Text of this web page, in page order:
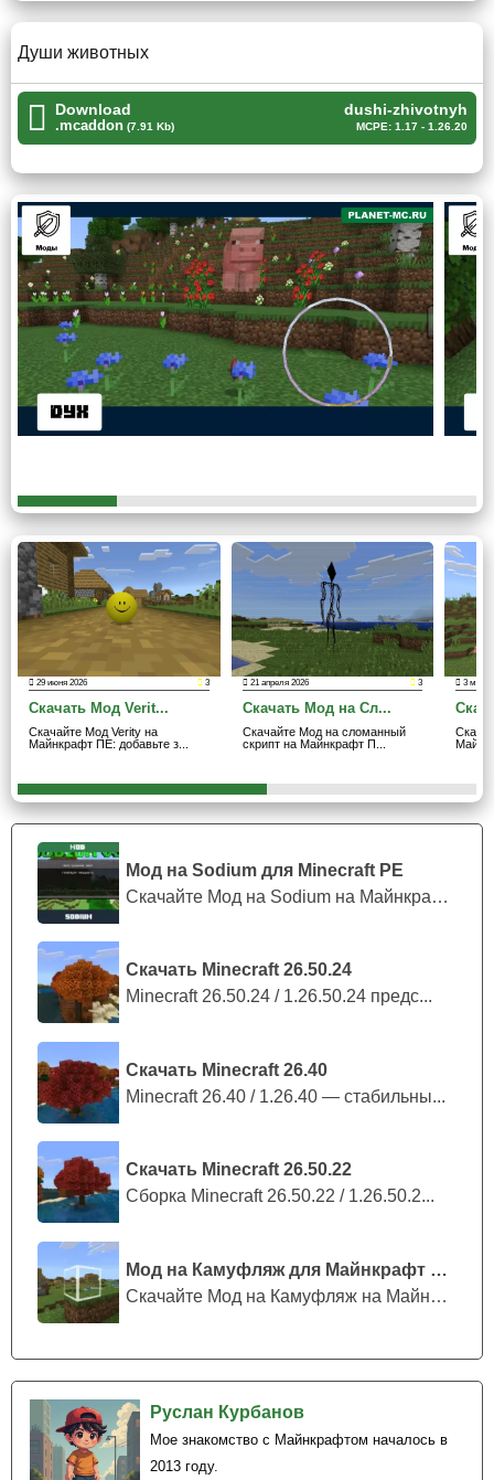
Мод на Sodium для Minecraft PE
Скачайте Мод на Sodium на Майнкрафт П...
Скачать Minecraft 26.50.24
Minecraft 26.50.24 / 1.26.50.24 предс...
Скачать Minecraft 26.40
Minecraft 26.40 / 1.26.40 — стабильны...
Скачать Minecraft 26.50.22
Сборка Minecraft 26.50.22 / 1.26.50.2...
Мод на Камуфляж для Майнкрафт ПЕ
Скачайте Мод на Камуфляж на Майнкрафт...
Руслан Курбанов
Мое знакомство с Майнкрафтом началось в
2013 году.
лежать на земле.
Души животных
Что касается этого мода на смерть для пиксельного мира
Minecraft PE, то здесьпосле смерти мирных мобов
пространство вокруг тела заполняется звездочками
пока душа только что умершего животного быстро
поднимается в небо.Силует души животного имеет нимб
над головой.Душа овцы предстает перед игроком с
обстриженным от шерсти телом.
Характеристики
Данный мод на смерть для игры Майнкрафт ПЕ
не
усилит главного героя
и не изменит ванильные
характеристики мирных мобов и врагов,
но сделает
пиксельный мир чуть более проработанным,что сделает
игровой процесс более приятным.
Души животных
Download
.mcaddon(7.91 Kb)
dushi-zhivotnyh
MCPE: 1.17 - 1.26.20
29 июня 2026 3
Скачать Мод Verit...
Скачайте Мод Verity на
Майнкрафт ПЕ: добавьте з...
21 апреля 2026 3
Скачать Мод на Сл...
Скачайте Мод на сломанный
скрипт на Майнкрафт П...
3 мая